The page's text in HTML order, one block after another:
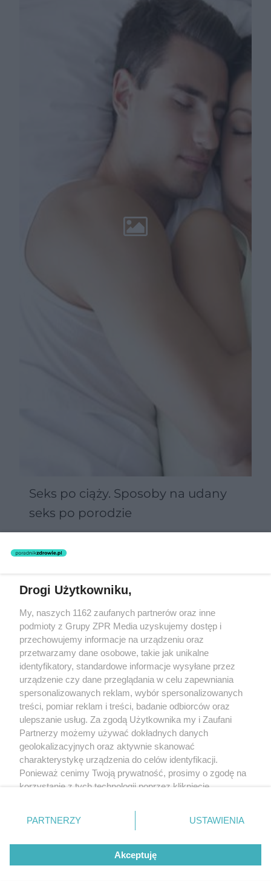
Seks po ciąży. Sposoby na udany
seks po porodzie
Drogi Użytkowniku,
My, naszych 1162 zaufanych partnerów oraz inne
podmioty z Grupy ZPR Media uzyskujemy dostęp i
przechowujemy informacje na urządzeniu oraz
przetwarzamy dane osobowe, takie jak unikalne
identyfikatory, standardowe informacje wysyłane przez
urządzenie czy dane przeglądania w celu zapewniania
spersonalizowanych reklam, wybór spersonalizowanych
treści, pomiar reklam i treści, badanie odbiorców oraz
ulepszanie usług. Za zgodą Użytkownika my i Zaufani
Partnerzy możemy używać dokładnych danych
geolokalizacyjnych oraz aktywnie skanować
charakterystykę urządzenia do celów identyfikacji.
Ponieważ cenimy Twoją prywatność, prosimy o zgodę na
korzystanie z tych technologii poprzez kliknięcie
zmienić/wycofać klikając przycisk ustawień prywatności
znajdujący się w lewym dolnym rogu strony
rodzaje przetwarzania danych nie wymagają zgody
użytkownika, ale masz prawo sprzeciwić się takiemu
przetwarzaniu. Preferencje będą miały zastosowanie tylko
PARTNERZY USTAWIENIA
Akceptuję